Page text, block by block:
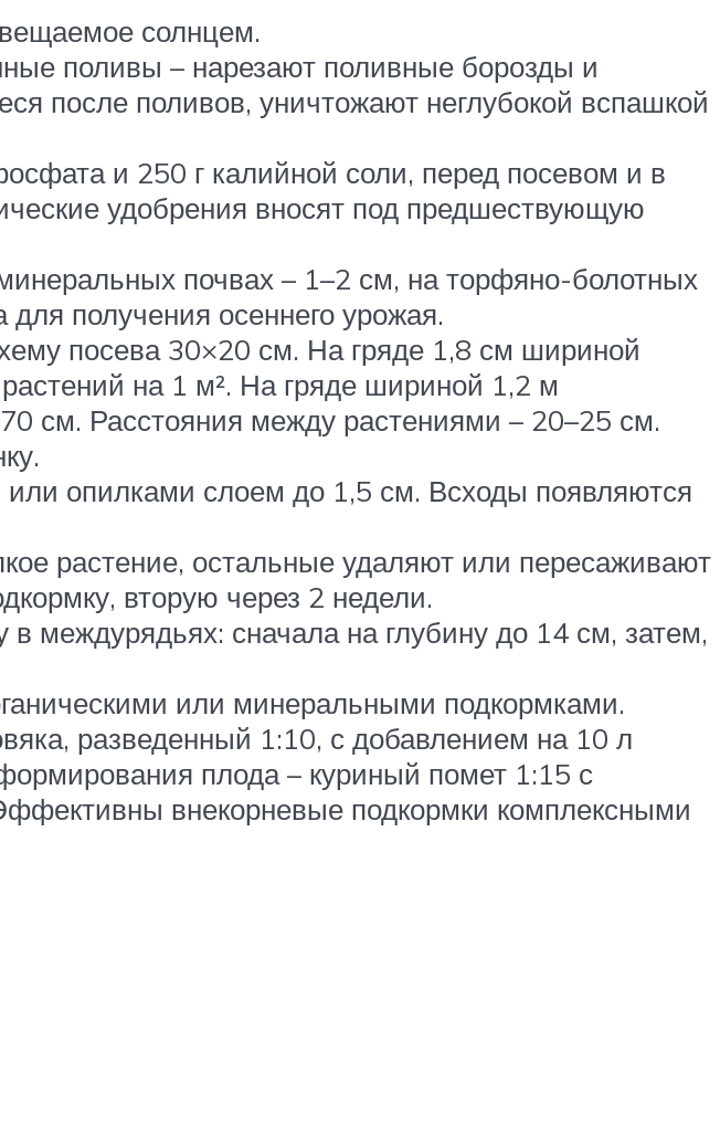
солнцем.
поливы – нарезают поливные борозды и
после поливов, уничтожают неглубокой вспашкой
и 250 г калийной соли, перед посевом и в
удобрения вносят под предшествующую
почвах – 1–2 см, на торфяно-болотных
получения осеннего урожая.
посева 30×20 см. На гряде 1,8 см шириной
на 1 м². На гряде шириной 1,2 м
см. Расстояния между растениями – 20–25 см.
опилками слоем до 1,5 см. Всходы появляются
растение, остальные удаляют или пересаживают
вторую через 2 недели.
междурядьях: сначала на глубину до 14 см, затем,
или минеральными подкормками.
разведенный 1:10, с добавлением на 10 л
плода – куриный помет 1:15 с
внекорневые подкормки комплексными